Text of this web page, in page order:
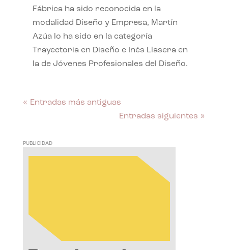
Fábrica ha sido reconocida en la
modalidad Diseño y Empresa, Martín
Azúa lo ha sido en la categoría
Trayectoria en Diseño e Inés Llasera en
la de Jóvenes Profesionales del Diseño.
« Entradas más antiguas
Entradas siguientes »
PUBLICIDAD